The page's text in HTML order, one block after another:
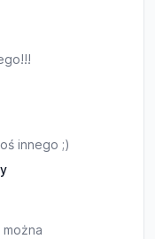
innego ;)